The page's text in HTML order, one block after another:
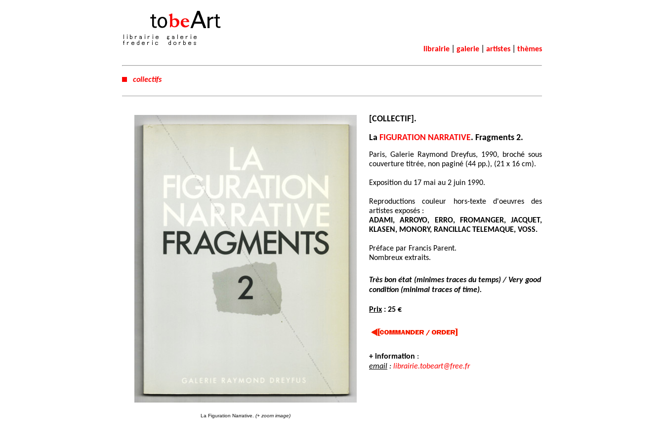
librairie galerie artistes thèmes
collectifs
La Figuration Narrative. (+ zoom image)
[COLLECTIF].
La FIGURATION NARRATIVE. Fragments 2.
Paris, Galerie Raymond Dreyfus, 1990, broché sous
couverture titrée, non paginé (44 pp.), (21 x 16 cm).
Exposition du 17 mai au 2 juin 1990.
Reproductions couleur hors-texte d'oeuvres des
artistes exposés :
ADAMI, ARROYO, ERRO, FROMANGER, JACQUET,
KLASEN, MONORY, RANCILLAC TELEMAQUE, VOSS.
Préface par Francis Parent.
Nombreux extraits.
Très bon état (minimes traces du temps) / Very good
condition (minimal traces of time).
Prix : 25 €
+ information :
email : librairie.tobeart@free.fr